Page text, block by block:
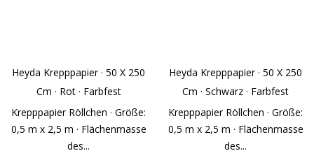
Heyda Krepppapier · 50 X 250
Cm · Rot · Farbfest
Krepppapier Röllchen · Größe:
0,5 m x 2,5 m · Flächenmasse
des...
Heyda Krepppapier · 50 X 250
Cm · Schwarz · Farbfest
Krepppapier Röllchen · Größe:
0,5 m x 2,5 m · Flächenmasse
des...